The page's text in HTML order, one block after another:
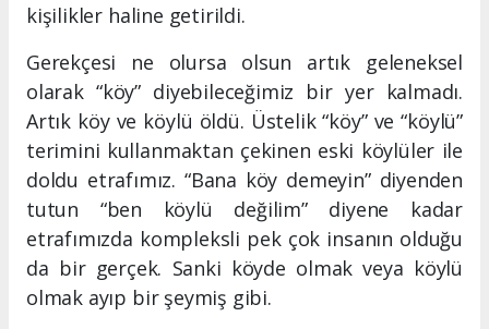
kişilikler haline getirildi.
Gerekçesi ne olursa olsun artık geleneksel
olarak “köy” diyebileceğimiz bir yer kalmadı.
Artık köy ve köylü öldü. Üstelik “köy” ve “köylü”
terimini kullanmaktan çekinen eski köylüler ile
doldu etrafımız. “Bana köy demeyin” diyenden
tutun “ben köylü değilim” diyene kadar
etrafımızda kompleksli pek çok insanın olduğu
da bir gerçek. Sanki köyde olmak veya köylü
olmak ayıp bir şeymiş gibi.